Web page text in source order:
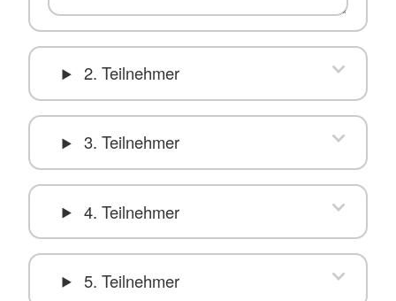
2. Teilnehmer
3. Teilnehmer
4. Teilnehmer
5. Teilnehmer